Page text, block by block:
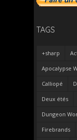
TAGS
+sharp
Apocalypse
Calliopé
Deux étés
Dungeon
Firebrands